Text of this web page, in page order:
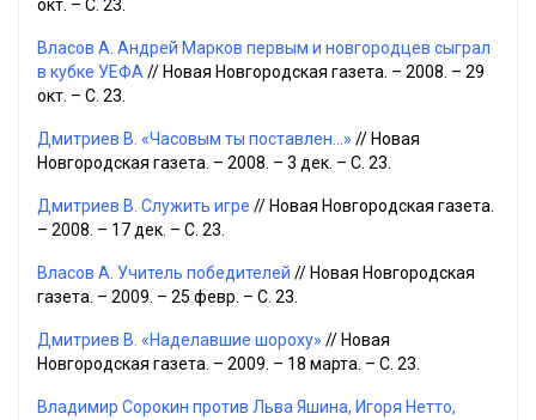
окт. – С. 23.
Власов А. Андрей Марков первым и новгородцев сыграл
в кубке УЕФА// Новая Новгородская газета. – 2008. – 29
окт. – С. 23.
Дмитриев В. «Часовым ты поставлен...» // Новая
Новгородская газета. – 2008. – 3 дек. – С. 23.
Дмитриев В. Служить игре // Новая Новгородская газета.
– 2008. – 17 дек. – С. 23.
Власов А. Учитель победителей // Новая Новгородская
газета. – 2009. – 25 февр. – С. 23.
Дмитриев В. «Наделавшие шороху» // Новая
Новгородская газета. – 2009. – 18 марта. – С. 23.
Владимир Сорокин против Льва Яшина, Игоря Нетто,